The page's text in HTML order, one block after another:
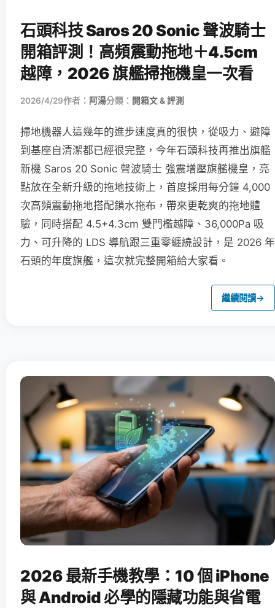
石頭科技 Saros 20 Sonic 聲波騎士
開箱評測！高頻震動拖地＋4.5cm
越障，2026 旗艦掃拖機皇一次看
2026/4/29作者： 阿湯分類： 開箱文 & 評測
掃地機器人這幾年的進步速度真的很快，從吸力、避障
到基座自清潔都已經很完整，今年石頭科技再推出旗艦
新機 Saros 20 Sonic 聲波騎士 強震增壓旗艦機皇，亮
點放在全新升級的拖地技術上，首度採用每分鐘 4,000
次高頻震動拖地搭配鎖水拖布，帶來更乾爽的拖地體
驗，同時搭配 4.5+4.3cm 雙門檻越障、36,000Pa 吸
力、可升降的 LDS 導航跟三重零纏繞設計，是 2026 年
石頭的年度旗艦，這次就完整開箱給大家看。
繼續閱讀→
2026 最新手機教學：10 個 iPhone
與 Android 必學的隱藏功能與省電